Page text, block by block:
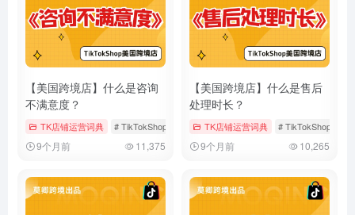
【美国跨境店】什么是咨询
不满意度？
TK店铺运营词典 # TikTokShop # 咨询不满意度 # 售后服务
9个月前 11,375
【美国跨境店】什么是售后
处理时长？
TK店铺运营词典 # TikTokShop
9个月前 10,265